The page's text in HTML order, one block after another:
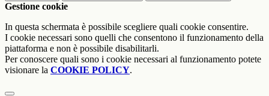
Gestione cookie
In questa schermata è possibile scegliere quali cookie consentire.
I cookie necessari sono quelli che consentono il funzionamento della
piattaforma e non è possibile disabilitarli.
Per conoscere quali sono i cookie necessari al funzionamento potete
visionare la COOKIE POLICY.